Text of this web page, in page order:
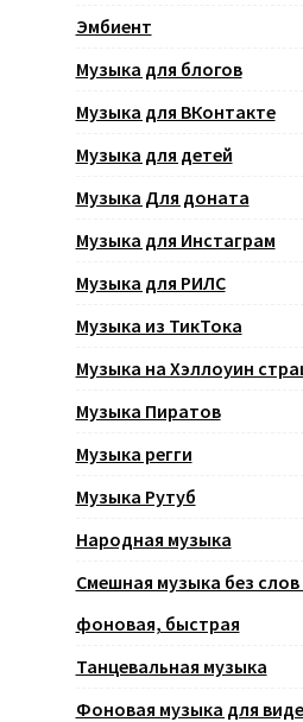
Эмбиент
Музыка для блогов
Музыка для ВКонтакте
Музыка для детей
Музыка Для доната
Музыка для Инстаграм
Музыка для РИЛС
Музыка из ТикТока
Музыка на Хэллоуин
Музыка Пиратов
Музыка регги
Музыка Рутуб
Народная музыка
Смешная музыка без
фоновая, быстрая
Танцевальная музыка
Фоновая музыка для